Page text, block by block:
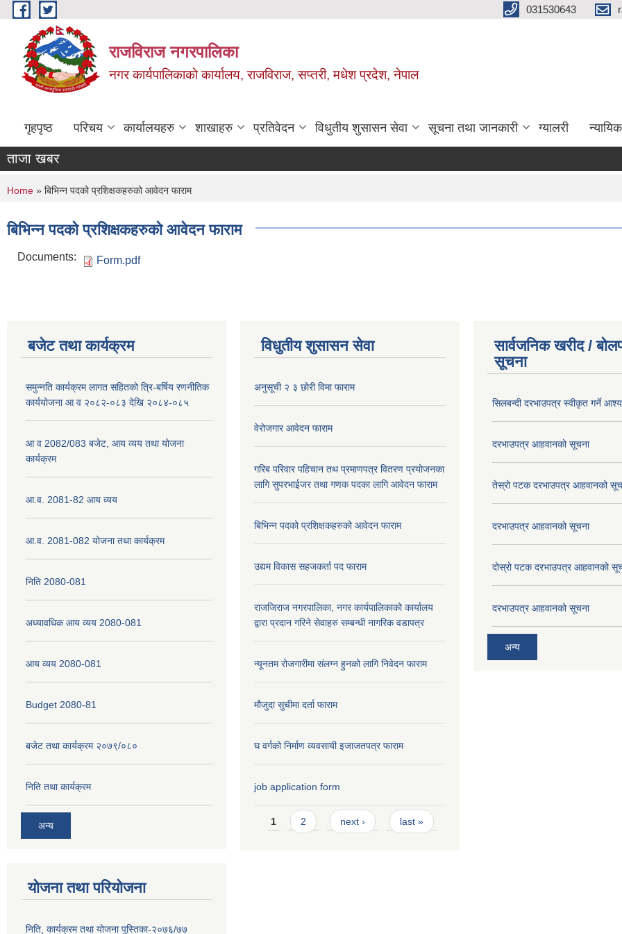
Skip to main content 031530643
राजविराज नगरपालिका
नगर कार्यपालिकाकाे कार्यालय, राजविराज, सप्तरी, मधेश प्रदेश, नेपाल
गृहपृष्ठ परिचय कार्यालयहरु शाखाहरु प्रतिवेदन विधुतीय शुसासन सेवा सूचना तथा जानकारी ग्यालरी
ताजा खबर
You are here
Home » बिभिन्न पदको प्रशिक्षकहरुको आवेदन फाराम
बिभिन्न पदको प्रशिक्षकहरुको आवेदन फाराम
Documents: Form.pdf
बजेट तथा कार्यक्रम
समुन्नति कार्यक्रम लागत सहितको त्रि-बर्षिय रणनीतिक
कार्ययोजना आ व २०८२-०८३ देखि २०८४-०८५
आ व 2082/083 बजेट, आय व्यय तथा योजना
कार्यक्रम
आ.व. 2081-82 आय व्यय
आ.व. 2081-082 योजना तथा कार्यक्रम
निति 2080-081
अध्यावधिक आय व्यय 2080-081
आय व्यय 2080-081
Budget 2080-81
बजेट तथा कार्यक्रम २०७९/०८०
निति तथा कार्यक्रम
अन्य
योजना तथा परियोजना
निति, कार्यक्रम तथा योजना पुस्तिका-२०७६/७७
विधुतीय शुसासन सेवा
अनुसूची २ ३ छोरी विमा फाराम
वेरोजगार आवेदन फाराम
गरिब परिवार पहिचान तथ प्रमाणपत्र वितरण प्रयोजनका
लागि सुपरभाईजर तथा गणक पदका लागि आवेदन फाराम
बिभिन्न पदको प्रशिक्षकहरुको आवेदन फाराम
उद्यम विकास सहजकर्ता पद फाराम
राजजिराज नगरपालिका, नगर कार्यपालिकाको कार्यालय
द्वारा प्रदान गरिने सेवाहरु सम्बन्धी नागरिक वडापत्र
न्यूनतम रोजगारीमा संलग्न हुनको लागि निवेदन फाराम
मौजुदा सुचीमा दर्ता फाराम
घ वर्गको निर्माण व्यवसायी इजाजतपत्र फाराम
job application form
Pages
1 2 next › last »
सार्वजनिक खरीद /
सूचना
सिलबन्दी दरभाउपत्र स्वीकृत गर्ने
दरभाउपत्र आहवानको सूचना
तेस्रो पटक दरभाउपत्र आहवानको
दरभाउपत्र आहवानको सूचना
दोस्रो पटक दरभाउपत्र आहवानको
दरभाउपत्र आहवानको सूचना
अन्य